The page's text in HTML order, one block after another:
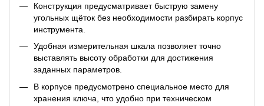
Конструкция предусматривает быструю замену
угольных щёток без необходимости разбирать корпус
инструмента.
Удобная измерительная шкала позволяет точно
выставлять высоту обработки для достижения
заданных параметров.
В корпусе предусмотрено специальное место для
хранения ключа, что удобно при техническом